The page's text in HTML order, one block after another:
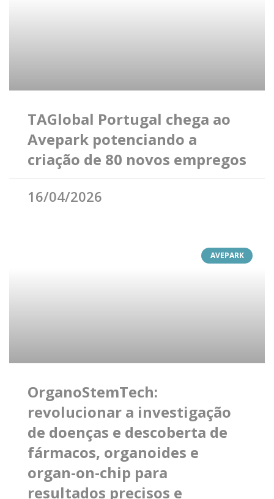
TAGlobal Portugal chega ao
Avepark potenciando a
criação de 80 novos empregos
16/04/2026
AVEPARK
OrganoStemTech:
revolucionar a investigação
de doenças e descoberta de
fármacos, organoides e
organ-on-chip para
resultados precisos e